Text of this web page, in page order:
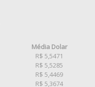
Média Dolar
R$ 5,5471
R$ 5,5285
R$ 5,4469
R$ 5,3674